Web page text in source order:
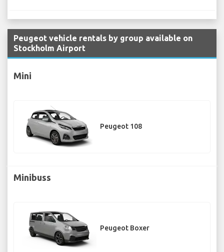
Peugeot vehicle rentals by group available on
Stockholm Airport
Mini
Peugeot 108
Minibuss
Peugeot Boxer